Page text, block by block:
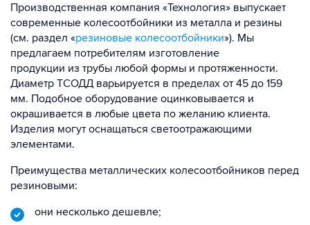
Производственная компания «Технология» выпускает
современные колесоотбойники из металла и резины
(см. раздел «резиновые колесоотбойники»). Мы
предлагаем потребителям изготовление
продукции из трубы любой формы и протяженности.
Диаметр ТСОДД варьируется в пределах от 45 до 159
мм. Подобное оборудование оцинковывается и
окрашивается в любые цвета по желанию клиента.
Изделия могут оснащаться светоотражающими
элементами.
Преимущества металлических колесоотбойников перед
резиновыми:
они несколько дешевле;